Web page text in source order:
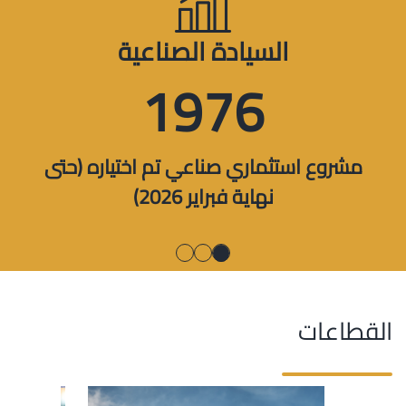
السيادة الصناعية
1976
مشروع استثماري صناعي تم اختياره (حتى
نهاية فبراير 2026)
القطاعات